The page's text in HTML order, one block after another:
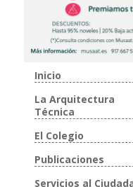
Inicio
La Arquitectura
Técnica
El Colegio
Publicaciones
Servicios al